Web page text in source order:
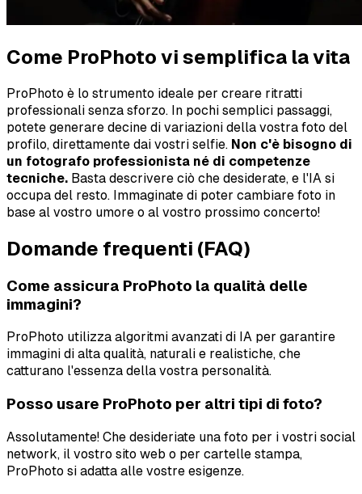
Come ProPhoto vi semplifica la vita
ProPhoto è lo strumento ideale per creare ritratti
professionali senza sforzo. In pochi semplici passaggi,
potete generare decine di variazioni della vostra foto del
profilo, direttamente dai vostri selfie. Non c'è bisogno di
un fotografo professionista né di competenze
tecniche. Basta descrivere ciò che desiderate, e l'IA si
occupa del resto. Immaginate di poter cambiare foto in
base al vostro umore o al vostro prossimo concerto!
Domande frequenti (FAQ)
Come assicura ProPhoto la qualità delle
immagini?
ProPhoto utilizza algoritmi avanzati di IA per garantire
immagini di alta qualità, naturali e realistiche, che
catturano l'essenza della vostra personalità.
Posso usare ProPhoto per altri tipi di foto?
Assolutamente! Che desideriate una foto per i vostri social
network, il vostro sito web o per cartelle stampa,
ProPhoto si adatta alle vostre esigenze.